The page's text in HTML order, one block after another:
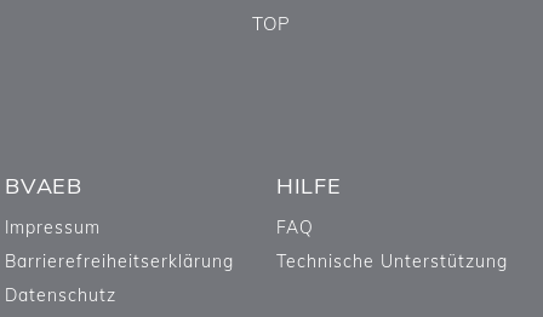
TOP
BVAEB
Impressum
Barrierefreiheitserklärung
Datenschutz
HILFE
FAQ
Technische Unterstützung